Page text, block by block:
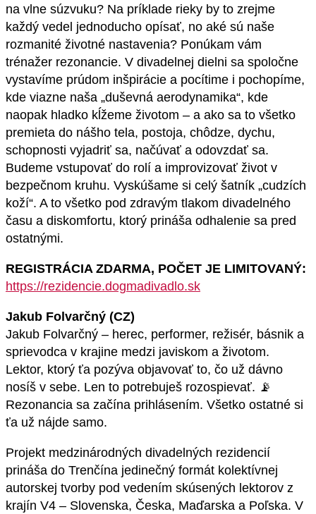
na vlne súzvuku? Na príklade rieky by to zrejme
každý vedel jednoducho opísať, no aké sú naše
rozmanité životné nastavenia? Ponúkam vám
trénažer rezonancie. V divadelnej dielni sa spoločne
vystavíme prúdom inšpirácie a pocítime i pochopíme,
kde viazne naša „duševná aerodynamika“, kde
naopak hladko kĺžeme životom – a ako sa to všetko
premieta do nášho tela, postoja, chôdze, dychu,
schopnosti vyjadriť sa, načúvať a odovzdať sa.
Budeme vstupovať do rolí a improvizovať život v
bezpečnom kruhu. Vyskúšame si celý šatník „cudzích
koží“. A to všetko pod zdravým tlakom divadelného
času a diskomfortu, ktorý prináša odhalenie sa pred
ostatnými.
REGISTRÁCIA ZDARMA, POČET JE LIMITOVANÝ:
https://rezidencie.dogmadivadlo.sk
Jakub Folvarčný (CZ)
Jakub Folvarčný – herec, performer, režisér, básnik a
sprievodca v krajine medzi javiskom a životom.
Lektor, ktorý ťa pozýva objavovať to, čo už dávno
nosíš v sebe. Len to potrebuješ rozospievať. 📡
Rezonancia sa začína prihlásením. Všetko ostatné si
ťa už nájde samo.
Projekt medzinárodných divadelných rezidencií
prináša do Trenčína jedinečný formát kolektívnej
autorskej tvorby pod vedením skúsených lektorov z
krajín V4 – Slovenska, Česka, Maďarska a Poľska. V